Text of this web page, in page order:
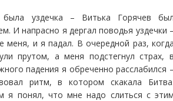
уздечка – Витька Горячев
И напрасно я дергал поводья уздечки
меня, и я падал. В очередной раз,
прутом, а меня подстегнул страх,
падения я обреченно расслабился
ритм, в котором скакала
я понял, что мне надо слиться с